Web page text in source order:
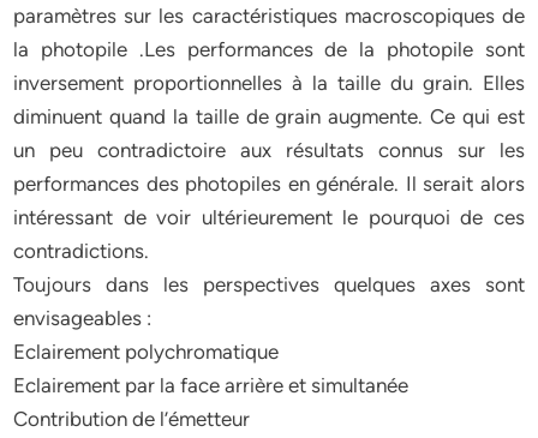
paramètres sur les caractéristiques macroscopiques de
la photopile .Les performances de la photopile sont
inversement proportionnelles à la taille du grain. Elles
diminuent quand la taille de grain augmente. Ce qui est
un peu contradictoire aux résultats connus sur les
performances des photopiles en générale. Il serait alors
intéressant de voir ultérieurement le pourquoi de ces
contradictions.
Toujours dans les perspectives quelques axes sont
envisageables :
Eclairement polychromatique
Eclairement par la face arrière et simultanée
Contribution de l’émetteur